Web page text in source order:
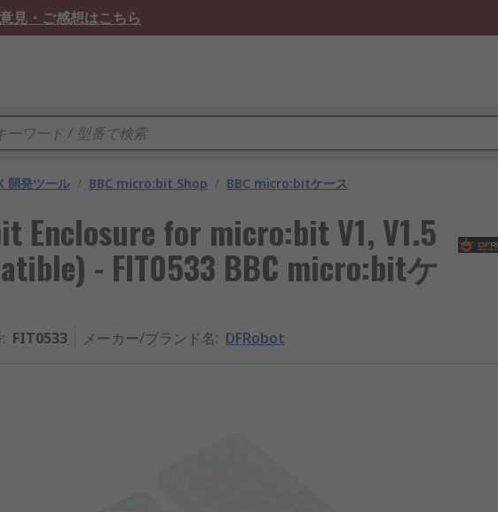
見・ご感想はこちら
開発ツール / BBC micro:bit Shop / BBC micro:bitケース
Enclosure for micro:bit V1, V1.5
- FIT0533 BBC micro:bitケ
: FIT0533 メーカー/ブランド名: DFRobot